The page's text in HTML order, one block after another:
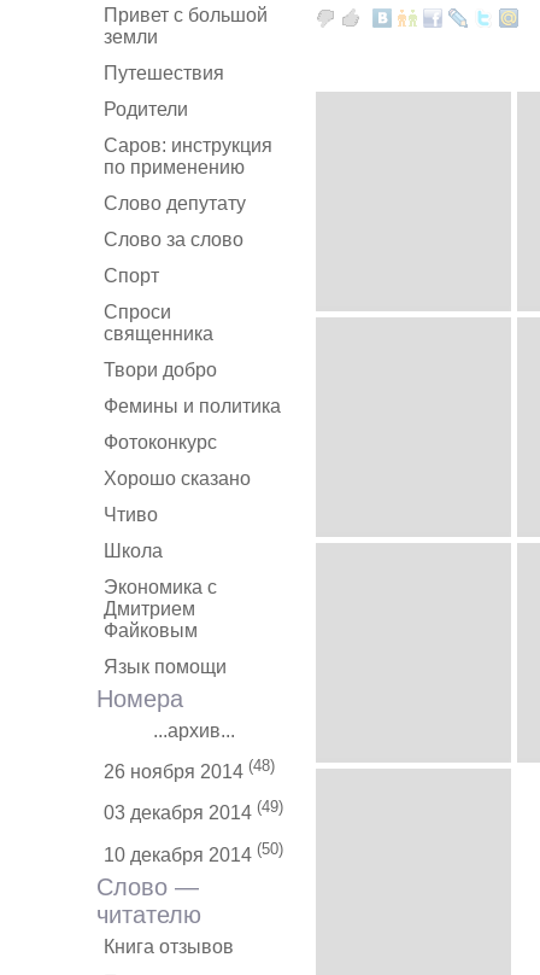
Привет с большой
земли
Путешествия
Родители
Саров: инструкция
по применению
Слово депутату
Слово за слово
Спорт
Спроси
священника
Твори добро
Фемины и политика
Фотоконкурс
Хорошо сказано
Чтиво
Школа
Экономика с
Дмитрием
Файковым
Язык помощи
Номера
...архив...
26 ноября 2014 (48)
03 декабря 2014 (49)
10 декабря 2014 (50)
Слово —
читателю
Книга отзывов